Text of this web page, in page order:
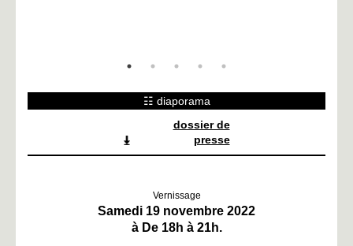
☷ diaporama
dossier de
presse
Vernissage
Samedi 19 novembre 2022
à De 18h à 21h.